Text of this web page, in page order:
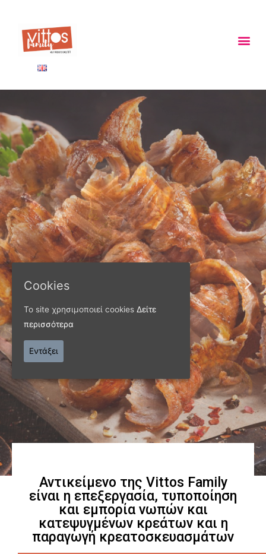
ΠΑΝΩ ΑΠΟ 40 ΧΡΟΝΙΑ
Παράγουμε προϊόντα
Γνωρίστε μας
Αντικείμενο της Vittos Family
είναι η επεξεργασία, τυποποίηση
και εμπορία νωπών και
κατεψυγμένων κρεάτων και η
παραγωγή κρεατοσκευασμάτων
Cookies
Το site χρησιμοποιεί cookies Δείτε
περισσότερα
Εντάξει